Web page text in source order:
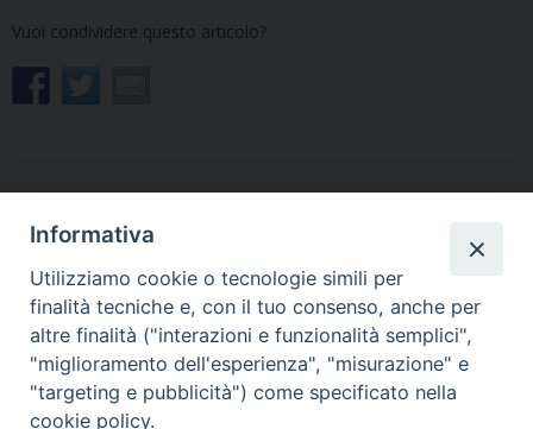
Vuoi condividere questo articolo?
Incontri nelle Foranie per
la revisione del progetto
delle Collaborazioni
pastorali
Messaggio dell’Arcivescovo
di Udine per l’Avvento 2025
Informativa
Utilizziamo cookie o tecnologie simili per
finalità tecniche e, con il tuo consenso, anche per
altre finalità ("interazioni e funzionalità semplici",
"miglioramento dell'esperienza", "misurazione" e
"targeting e pubblicità") come specificato nella
cookie policy.